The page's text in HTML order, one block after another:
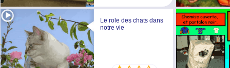
Le role des chats dans
notre vie